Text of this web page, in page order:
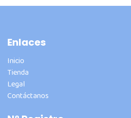
Enlaces
Inicio
Tienda
Legal
Contáctanos